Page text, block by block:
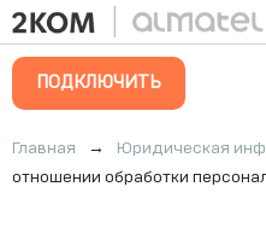
ПОДКЛЮЧИТЬ
Главная → Юридическая
отношении обработки